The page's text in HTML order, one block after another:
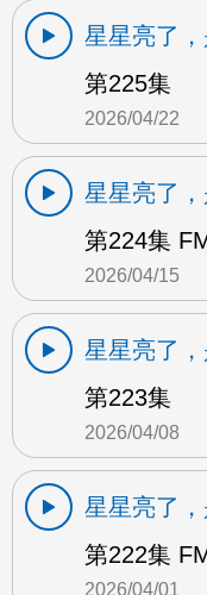
星星亮了
第225集
2026/04/22
星星亮了
第224集
2026/04/15
星星亮了
第223集
2026/04/08
星星亮了
第222集
2026/04/01